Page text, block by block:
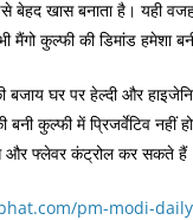
बेहद खास बनाता है। यही वजह
कुल्फी की डिमांड हमेशा
घर पर हेल्दी और
कुल्फी में प्रिजर्वेटिव नहीं
और फ्लेवर कंट्रोल कर सकते
pm-modi-